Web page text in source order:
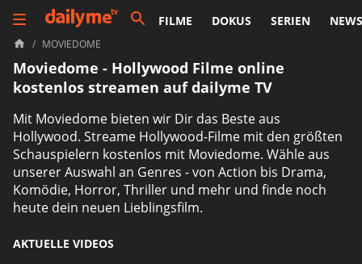
Moviedome - Hollywood Filme online
kostenlos streamen auf dailyme TV
Mit Moviedome bieten wir Dir das Beste aus
Hollywood. Streame Hollywood-Filme mit den größten
Schauspielern kostenlos mit Moviedome. Wähle aus
unserer Auswahl an Genres - von Action bis Drama,
Komödie, Horror, Thriller und mehr und finde noch
heute dein neuen Lieblingsfilm.
AKTUELLE VIDEOS
FILME DOKUS SERIEN NEWS
/ MOVIEDOME